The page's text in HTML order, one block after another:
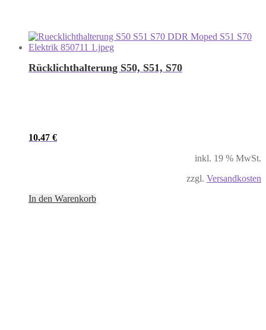
Rücklichthalterung S50, S51, S70
10,47 €
inkl. 19 % MwSt.
zzgl. Versandkosten
In den Warenkorb